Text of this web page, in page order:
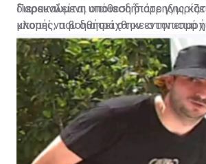
διερευνώμενη υπόθεση διάρρηξης
κλοπής, που διαπράχθηκε στην
27 Ιουλίου, 2026
Παρακαλείται οποιοσδήποτε
μπορεί να βοηθήσει στον εντοπισμό
τους, να επικοινωνήσει με το ΤΑΕ
τηλέφωνο 25805020 ή με τον
Αστυνομικό Σταθμό ή με τη Γραμμή
αριθμό 1460.